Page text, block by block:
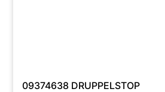
09374638 DRUPPELSTOP